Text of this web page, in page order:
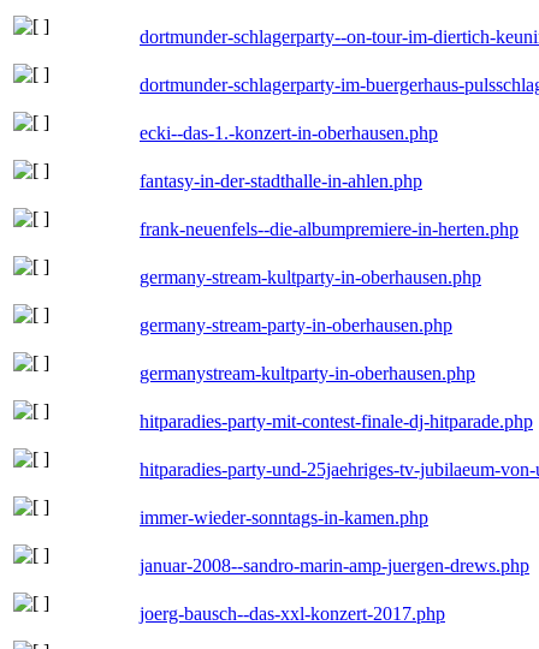
dortmunder-schlagerparty--on-tour-im-diertich-
dortmunder-schlagerparty-im-buergerhaus-
ecki--das-1.-konzert-in-oberhausen.php
fantasy-in-der-stadthalle-in-ahlen.php
frank-neuenfels--die-albumpremiere-in-herten.php
germany-stream-kultparty-in-oberhausen.php
germany-stream-party-in-oberhausen.php
germanystream-kultparty-in-oberhausen.php
hitparadies-party-mit-contest-finale-dj-hitparade.php
hitparadies-party-und-25jaehriges-tv-jubilaeum-
immer-wieder-sonntags-in-kamen.php
januar-2008--sandro-marin-amp-juergen-drews.php
joerg-bausch--das-xxl-konzert-2017.php